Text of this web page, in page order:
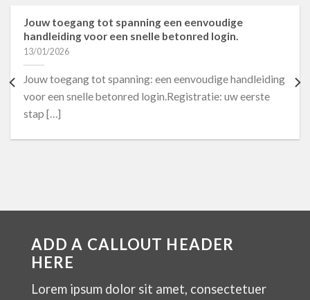
Jouw toegang tot spanning een eenvoudige
handleiding voor een snelle betonred login.
13/01/2026
Jouw toegang tot spanning: een eenvoudige handleiding
voor een snelle betonred login.Registratie: uw eerste
stap […]
ADD A CALLOUT HEADER
HERE
Lorem ipsum dolor sit amet, consectetuer